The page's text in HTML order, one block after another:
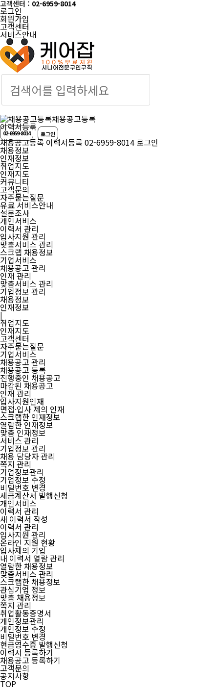
고객센터 : 02-6959-8014
로그인
회원가입
고객센터
서비스안내 케어잡 공식 취업
채용공고등록
이력서등록
02-6959-8014 로그인
채용공고등록이력서등록 02-6959-8014 로그인
채용정보
인재정보
취업지도
인재지도
커뮤니티
고객문의
자주묻는질문
유료 서비스안내
설문조사
개인서비스
이력서 관리
입사지원 관리
맞춤서비스 관리
스크랩 채용정보
기업서비스
채용공고 관리
인재 관리
맞춤서비스 관리
기업정보 관리
채용정보
인재정보
|
취업지도
인재지도
고객센터
자주묻는질문
기업서비스
채용공고 관리
채용공고 등록
진행중인 채용공고
마감된 채용공고
인재 관리
입사지원인재
면접·입사 제의 인재
스크랩한 인재정보
열람한 인재정보
맞춤 인재정보
서비스 관리
기업정보 관리
채용 담당자 관리
쪽지 관리
기업정보관리
기업정보 수정
비밀번호 변경
세금계산서 발행신청
개인서비스
이력서 관리
새 이력서 작성
이력서 관리
입사지원 관리
온라인 지원 현황
입사제의 기업
내 이력서 열람 관리
열람한 채용정보
맞춤서비스 관리
스크랩한 채용정보
관심기업 정보
맞춤 채용정보
쪽지 관리
취업활동증명서
개인정보관리
개인정보 수정
비밀번호 변경
현금영수증 발행신청
이력서 등록하기
채용공고 등록하기
고객문의
공지사항
TOP